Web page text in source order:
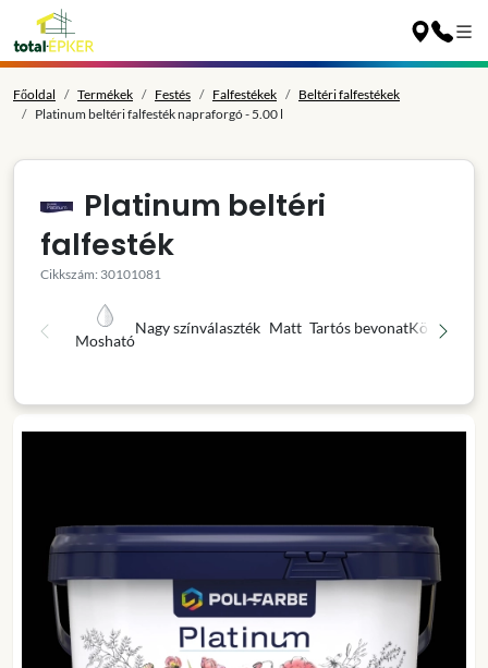
Főoldal Termékek Festés Falfestékek
Beltéri falfestékek
Platinum beltéri falfesték napraforgó - 5.00 l
Platinum beltéri
falfesték
Cikkszám: 30101081
Mosható
Nagy színválaszték Matt Tartós bevonatKönnyű